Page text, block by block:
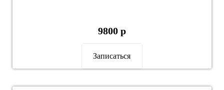
9800 р
Записаться